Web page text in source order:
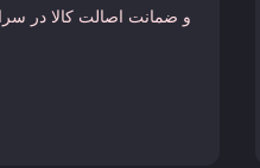
و ضمانت اصالت کالا در